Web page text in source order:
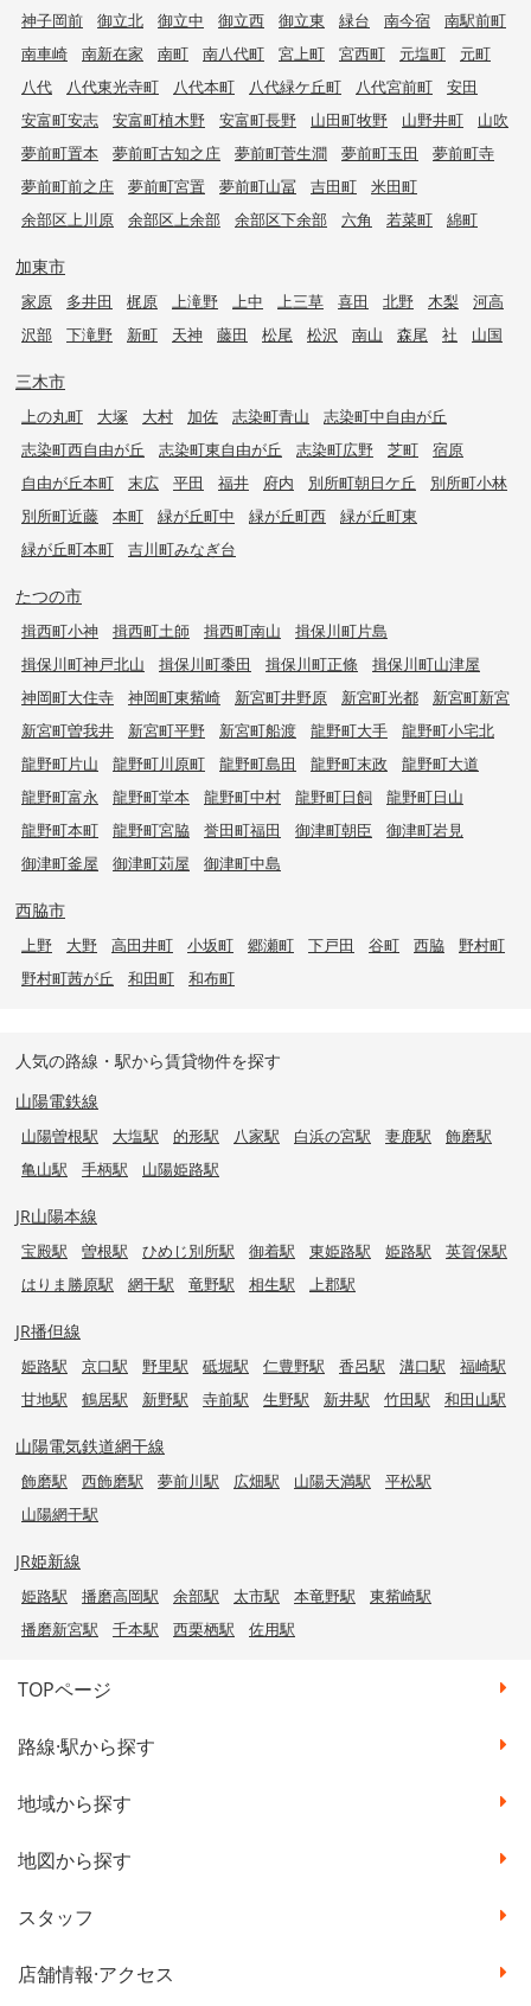
神子岡前
御立北 御立中 御立西 御立東 緑台 南今宿
南駅前町
南車崎
南新在家 南町 南八代町 宮上町 宮西町 元塩町
元町
八代
八代東光寺町 八代本町 八代緑ケ丘町 八代宮前町
安田
安富町安志
安富町植木野 安富町長野 山田町牧野 山野井町
山吹
夢前町置本
夢前町古知之庄 夢前町菅生澗 夢前町玉田
夢前町寺
夢前町前之庄
夢前町宮置 夢前町山冨 吉田町
米田町
余部区上川原
余部区上余部 余部区下余部 六角 若菜町 綿町
加東市
家原 多井田 梶原 上滝野 上中 上三草 喜田 北野 木梨
河高
沢部
下滝野 新町 天神 藤田 松尾 松沢 南山 森尾 社 山国
三木市
上の丸町 大塚 大村 加佐 志染町青山
志染町中自由が丘
志染町西自由が丘
志染町東自由が丘 志染町広野 芝町
宿原
自由が丘本町
末広 平田 福井 府内 別所町朝日ケ丘
別所町小林
別所町近藤
本町 緑が丘町中 緑が丘町西
緑が丘町東
緑が丘町本町
吉川町みなぎ台
たつの市
揖西町小神 揖西町土師 揖西町南山
揖保川町片島
揖保川町神戸北山
揖保川町黍田 揖保川町正條
揖保川町山津屋
神岡町大住寺
神岡町東觜崎 新宮町井野原 新宮町光都
新宮町新宮
新宮町曽我井
新宮町平野 新宮町船渡 龍野町大手
龍野町小宅北
龍野町片山
龍野町川原町 龍野町島田 龍野町末政
龍野町大道
龍野町富永
龍野町堂本 龍野町中村 龍野町日飼
龍野町日山
龍野町本町
龍野町宮脇 誉田町福田 御津町朝臣
御津町岩見
御津町釜屋
御津町苅屋 御津町中島
西脇市
上野 大野 高田井町 小坂町 郷瀬町 下戸田 谷町 西脇
野村町
野村町茜が丘
和田町 和布町
人気の路線・駅から賃貸物件を探す
山陽電鉄線
山陽曽根駅 大塩駅 的形駅 八家駅 白浜の宮駅 妻鹿駅
飾磨駅
亀山駅
手柄駅 山陽姫路駅
JR山陽本線
宝殿駅 曽根駅 ひめじ別所駅 御着駅 東姫路駅 姫路駅
英賀保駅
はりま勝原駅
網干駅 竜野駅 相生駅 上郡駅
JR播但線
姫路駅 京口駅 野里駅 砥堀駅 仁豊野駅 香呂駅 溝口駅
福崎駅
甘地駅
鶴居駅 新野駅 寺前駅 生野駅 新井駅 竹田駅 和田山駅
山陽電気鉄道網干線
飾磨駅 西飾磨駅 夢前川駅 広畑駅 山陽天満駅
平松駅
山陽網干駅
JR姫新線
姫路駅 播磨高岡駅 余部駅 太市駅 本竜野駅
東觜崎駅
播磨新宮駅
千本駅 西栗栖駅 佐用駅
TOPページ
路線·駅から探す
地域から探す
地図から探す
スタッフ
店舗情報·アクセス